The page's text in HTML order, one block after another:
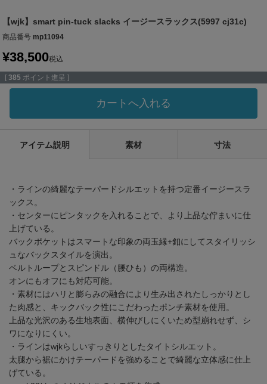
【wjk】smart pin-tuck slacks イージースラックス(5997 cj31c)
商品番号 mp11094
¥38,500税込
[ 385 ポイント進呈 ]
カートへ入れる
アイテム説明 素材 寸法
・ラインの綺麗なテーパードシルエットを持つ定番イージースラ
ックス。
・センターにピンタックを入れることで、より上品な佇まいに仕
上げている。
バックポケットはスマートな印象の両玉縁+釦にしてスタイリッシ
ュなバックスタイルを演出。
ベルトループとスピンドル（腰ひも）の両構造。
オンにもオフにも対応可能。
・素材にはハリと膨らみの融合により生み出されたしっかりとし
た肉感と、キックバック性にこだわったポンチ素材を使用。
上品な光沢のある生地表面、横伸びしにくいため型崩れせず、シ
ワになりにくい。
・ラインはwjkらしいすっきりとしたタイトシルエット。
太腿から裾にかけテーパードを強めることで綺麗な立体感に仕上
げている。